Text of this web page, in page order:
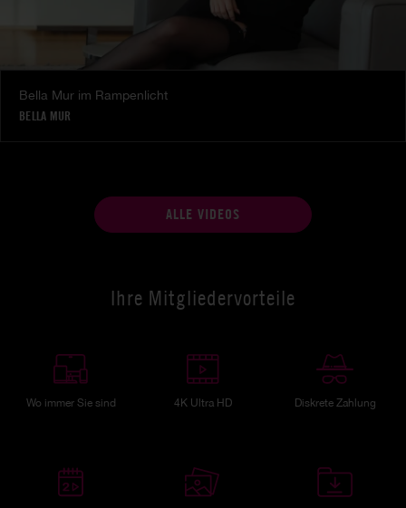
Bella Mur im Rampenlicht
BELLA MUR
ALLE VIDEOS
Ihre Mitgliedervorteile
Wo immer Sie sind 4K Ultra HD Diskrete Zahlung